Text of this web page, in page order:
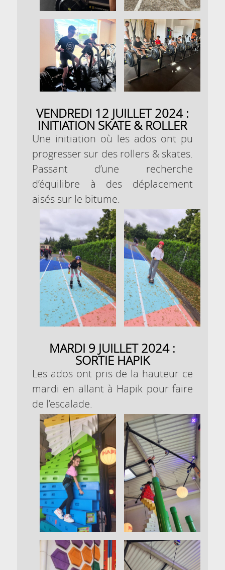
VENDREDI 12 JUILLET 2024 :
INITIATION SKATE & ROLLER
Une initiation où les ados ont pu
progresser sur des rollers & skates.
Passant d’une recherche
d’équilibre à des déplacement
aisés sur le bitume.
MARDI 9 JUILLET 2024 :
SORTIE HAPIK
Les ados ont pris de la hauteur ce
mardi en allant à Hapik pour faire
de l’escalade.